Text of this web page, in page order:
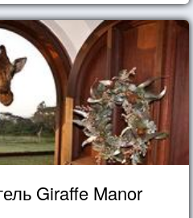
Giraffe Manor